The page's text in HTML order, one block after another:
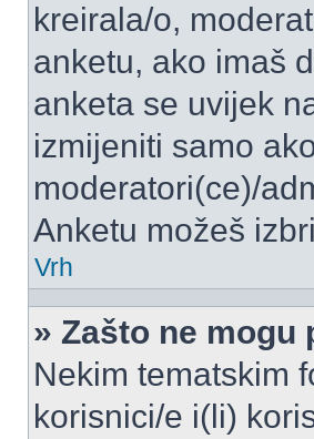
kreirala/o,
anketu, ako imaš
anketa se uvijek
izmijeniti samo
moderatori(ce)/
Anketu možeš
Vrh
» Zašto ne
Nekim tematskim
korisnici/e i(li)